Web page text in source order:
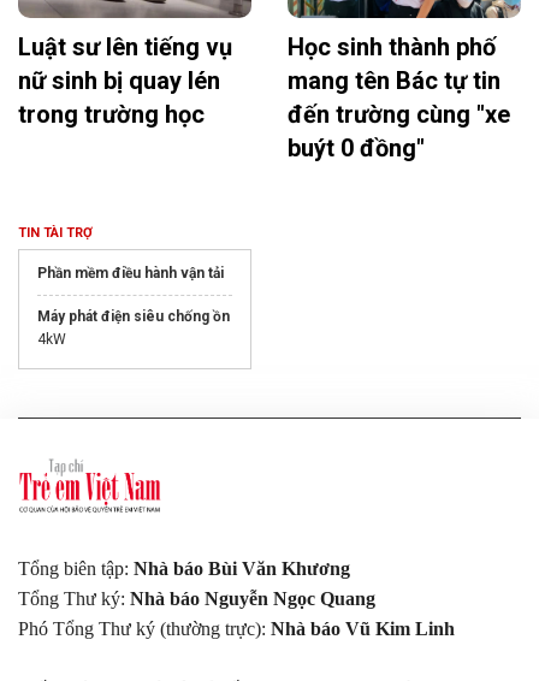
Luật sư lên tiếng vụ
nữ sinh bị quay lén
trong trường học
Học sinh thành phố
mang tên Bác tự tin
đến trường cùng "xe
buýt 0 đồng"
TIN TÀI TRỢ
Phần mềm điều hành vận tải
Máy phát điện siêu chống ồn
4kW
Tổng biên tập: Nhà báo Bùi Văn Khương
Tổng Thư ký: Nhà báo Nguyễn Ngọc Quang
Phó Tổng Thư ký (thường trực): Nhà báo Vũ Kim Linh